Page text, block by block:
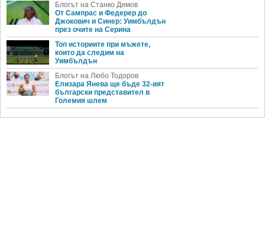
Блогът на Станко Димов
От Сампрас и Федерер до
Джокович и Синер: Уимбълдън
през очите на Серина
Топ историите при мъжете,
които да следим на
Уимбълдън
Блогът на Любо Тодоров
Елизара Янева ще бъде 32-ият
български представител в
Големия шлем